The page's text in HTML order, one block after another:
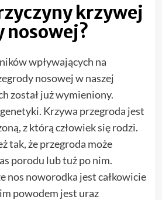
krzywej
nosowej?
wpływających na
nosowej w naszej
został już wymieniony.
Krzywa przegroda jest
z którą człowiek się rodzi.
tak, że przegroda może
porodu lub tuż po nim.
nos noworodka jest całkowicie
powodem jest uraz